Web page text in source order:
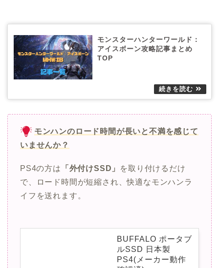
モンスターハンターワールド：
アイスボーン攻略記事まとめ
TOP
モンハンのロード時間が長いと不満を感じて
いませんか？
PS4の方は 「外付けSSD」
を取り付けるだけ
で、ロード時間が短縮され、快適なモンハンラ
イフを送れます。
BUFFALO ポータブ
ルSSD 日本製
PS4(メーカー動作